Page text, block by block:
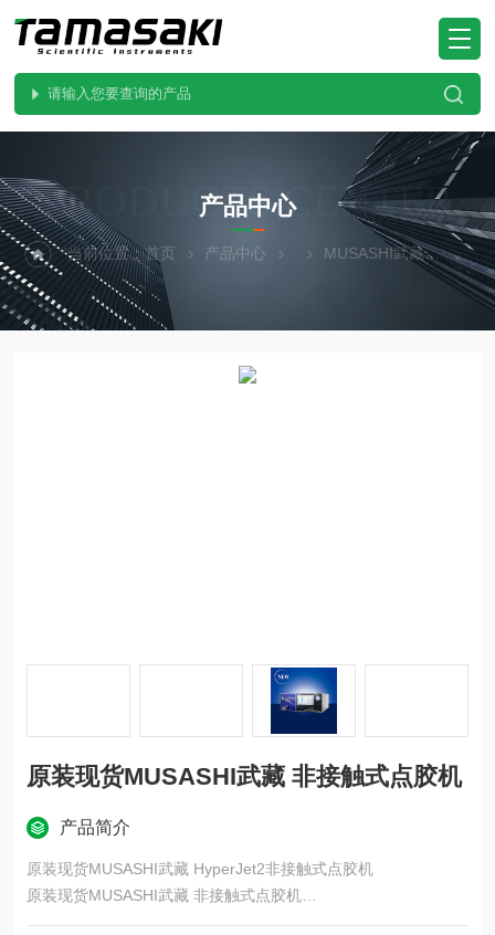
PRODUCTS CENTER
产品中心
当前位置：首页 产品中心 MUSASHI武藏
原装现货MUSASHI武藏 非接触式点胶机
产品简介
原装现货MUSASHI武藏 HyperJet2非接触式点胶机
原装现货MUSASHI武藏 非接触式点胶机